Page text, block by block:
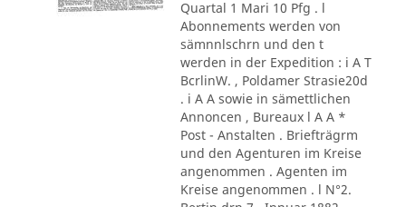
Quartal 1 Mari 10 Pfg . l
Abonnements werden von
sämnnlschrn und den t
werden in der Expedition : i A T
BcrlinW. , Poldamer Strasie20d
. i A A sowie in sämettlichen
Annoncen , Bureaux l A A *
Post - Anstalten . Briefträgrm
und den Agenturen im Kreise
angenommen . Agenten im
Kreise angenommen . l N°2.